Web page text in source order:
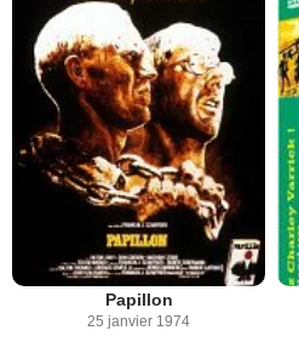
Papillon
25 janvier 1974